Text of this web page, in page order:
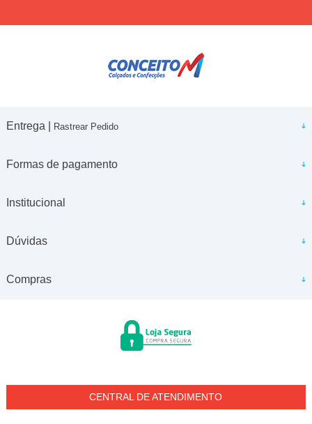
Entrega | Rastrear Pedido
Formas de pagamento
Institucional
Dúvidas
Compras
CENTRAL DE ATENDIMENTO